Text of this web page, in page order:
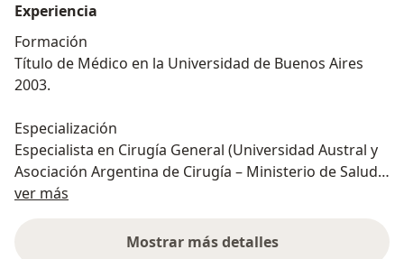
Experiencia
Formación
Título de Médico en la Universidad de Buenos Aires
2003.
Especialización
Especialista en Cirugía General (Universidad Austral y
Asociación Argentina de Cirugía – Ministerio de Salud
2008), con residencia completa en Cirugía General
Jefatura de Residentes de Cirugía General Hospital
ver más
Mostrar más detalles
sobre la experiencia